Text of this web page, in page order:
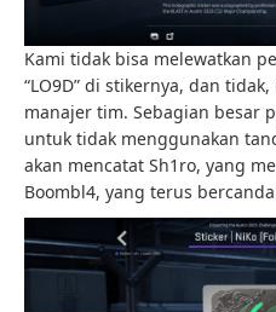
Kami tidak bisa melewatkan
“LO9D” di stikernya, dan
manajer tim. Sebagian besar
untuk tidak menggunakan
akan mencatat Sh1ro, yang
Boombl4, yang terus